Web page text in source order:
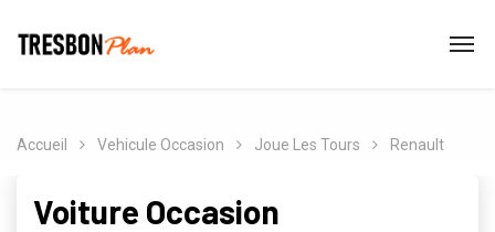
Accueil Vehicule Occasion Joue Les Tours Renault
Voiture Occasion